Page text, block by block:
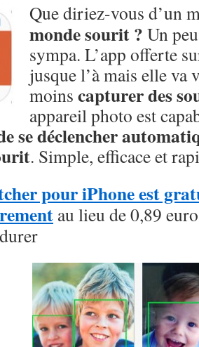
Que diriez-vous d’un
monde sourit ? Un
sympa. L’app offerte
jusque l’à mais elle va
moins capturer des
appareil photo est
se déclencher
. Simple, efficace et
pour iPhone est
au lieu de 0,89